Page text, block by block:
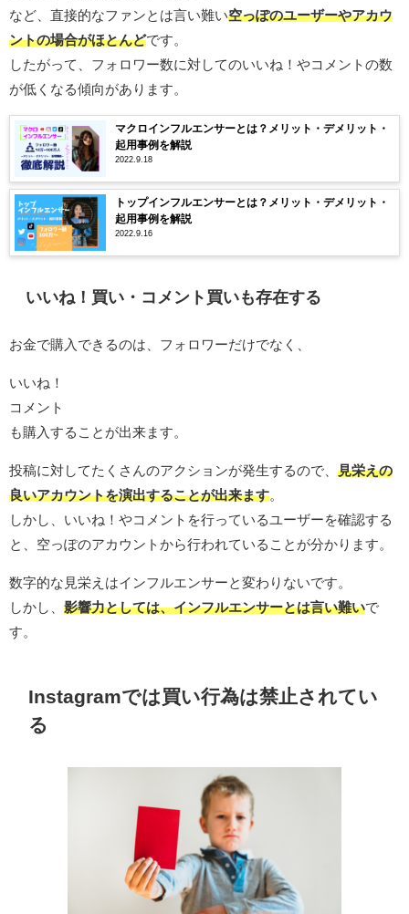
など、直接的なファンとは言い難い空っぽのユーザーやアカウ
ントの場合がほとんどです。
したがって、フォロワー数に対してのいいね！やコメントの数
が低くなる傾向があります。
マクロインフルエンサーとは？メリット・デメリット・
起用事例を解説
2022.9.18
トップインフルエンサーとは？メリット・デメリット・
起用事例を解説
2022.9.16
いいね！買い・コメント買いも存在する
お金で購入できるのは、フォロワーだけでなく、
いいね！
コメント
も購入することが出来ます。
投稿に対してたくさんのアクションが発生するので、 見栄えの
良いアカウントを演出することが出来ます
しかし、いいね！やコメントを行っているユーザーを確認する
と、空っぽのアカウントから行われていることが分かります。
数字的な見栄えはインフルエンサーと変わりないです。
しかし、 影響力としては、インフルエンサーとは言い難いで
す。
Instagramでは買い行為は禁止されてい
る